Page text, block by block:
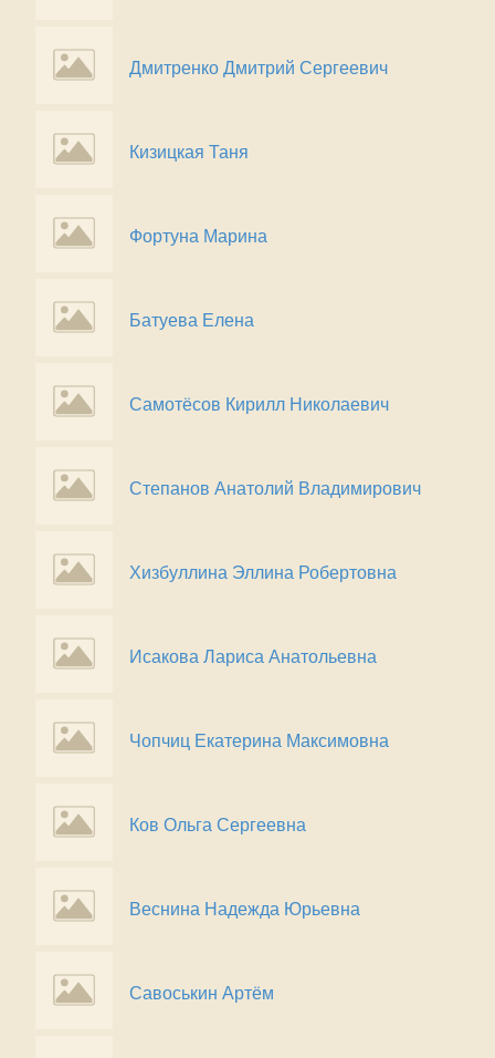
Дмитренко Дмитрий Сергеевич
Кизицкая Таня
Фортуна Марина
Батуева Елена
Самотёсов Кирилл Николаевич
Степанов Анатолий Владимирович
Хизбуллина Эллина Робертовна
Исакова Лариса Анатольевна
Чопчиц Екатерина Максимовна
Ков Ольга Сергеевна
Веснина Надежда Юрьевна
Савоськин Артём